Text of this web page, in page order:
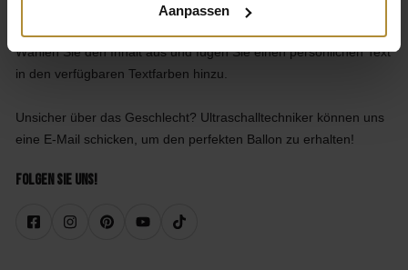
Aanpassen
Inside- oder Pick & Mix-Ballon.
Wählen Sie den Inhalt aus und fügen Sie einen persönlichen Text
in den verfügbaren Textfarben hinzu.
Unsicher über das Geschlecht? Ultraschalltechniker können uns
eine E-Mail schicken, um den perfekten Ballon zu erhalten!
Folgen Sie uns!